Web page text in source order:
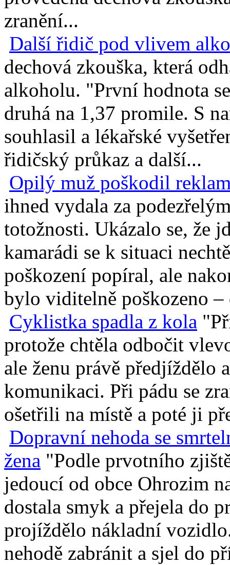
zranění...
Další řidič pod vlivem
dechová zkouška, která
alkoholu. "První hodnota
druhá na 1,37 promile. S
souhlasil a lékařské
řidičský průkaz a další...
Opilý muž poškodil
ihned vydala za
totožnosti. Ukázalo se, že
kamarádi se k situaci
poškození popíral, ale
bylo viditelně poškozeno –
Cyklistka spadla z kola
protože chtěla odbočit
ale ženu právě předjíždělo
komunikaci. Při pádu se
ošetřili na místě a poté ji
Dopravní nehoda se
žena "Podle prvotního
jedoucí od obce Ohrozim
dostala smyk a přejela do
projíždělo nákladní
nehodě zabránit a sjel do